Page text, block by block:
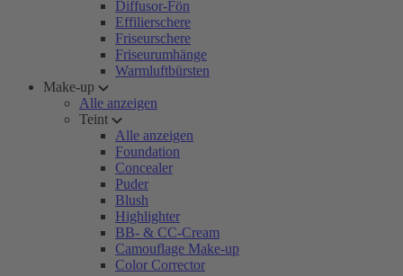
Diffusor-Fön
Effilierschere
Friseurschere
Friseurumhänge
Warmluftbürsten
Make-up
Alle anzeigen
Teint
Alle anzeigen
Foundation
Concealer
Puder
Blush
Highlighter
BB- & CC-Cream
Camouflage Make-up
Color Corrector